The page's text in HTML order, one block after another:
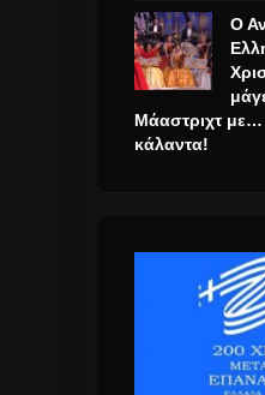
Ο
Μάαστριχτ με…
κάλαντα!